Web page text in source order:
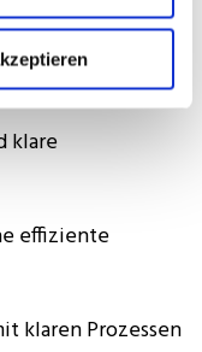
klare
effiziente
klaren Prozessen